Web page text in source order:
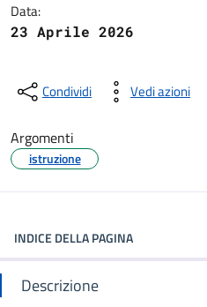
Data:
23 Aprile 2026
Condividi Vedi azioni
Argomenti
istruzione
INDICE DELLA PAGINA
Descrizione